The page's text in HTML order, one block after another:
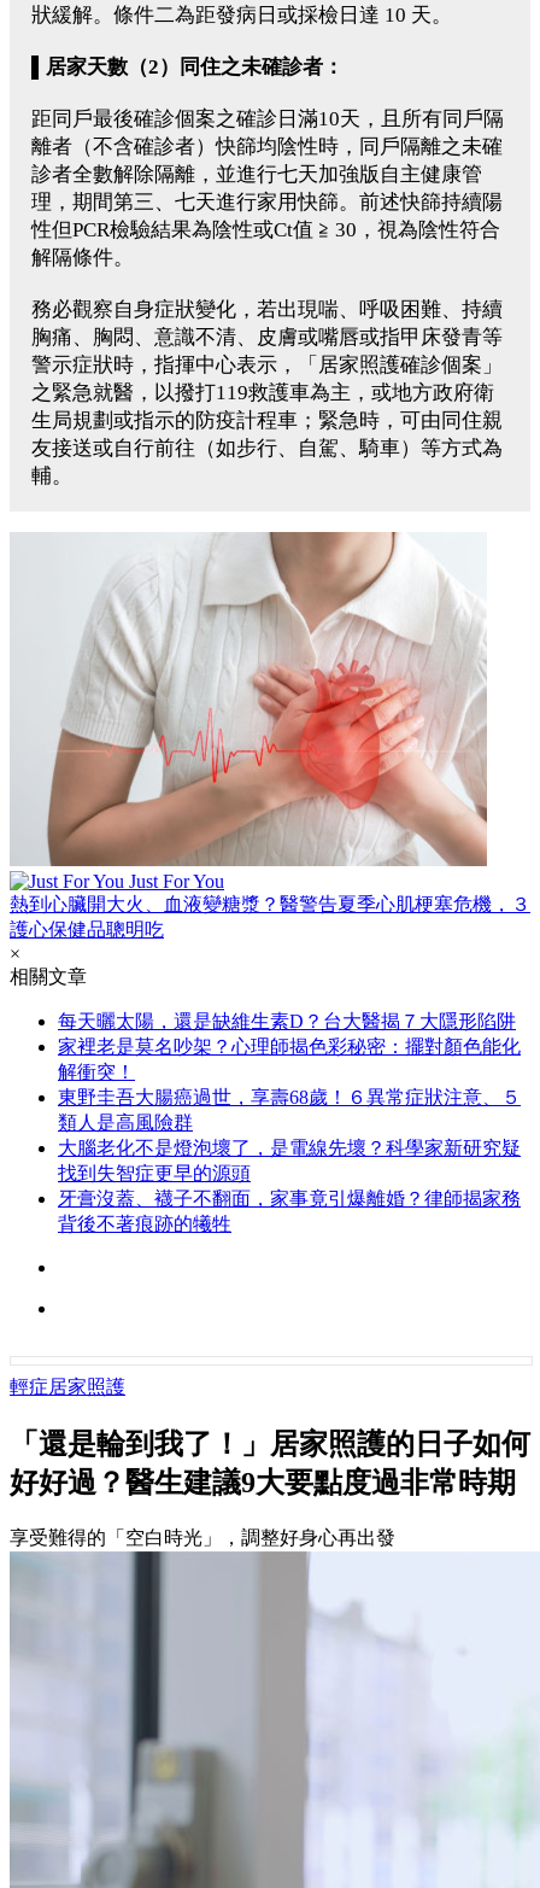
狀緩解。條件二為距發病日或採檢日達 10 天。
▌居家天數 （2） 同住之未確診者：
距同戶最後確診個案之確診日滿10天，且所有同戶隔
離者（不含確診者）快篩均陰性時，同戶隔離之未確
診者全數解除隔離，並進行七天加強版自主健康管
理，期間第三、七天進行家用快篩。前述快篩持續陽
性但PCR檢驗結果為陰性或Ct值 ≧ 30，視為陰性符合
解隔條件。
務必觀察自身症狀變化，若出現喘、呼吸困難、持續
胸痛、胸悶、意識不清、皮膚或嘴唇或指甲床發青等
警示症狀時，指揮中心表示，「居家照護確診個案」
之緊急就醫，以撥打119救護車為主，或地方政府衛
生局規劃或指示的防疫計程車；緊急時，可由同住親
友接送或自行前往（如步行、自駕、騎車）等方式為
輔。
Just For You
熱到心臟開大火、血液變糖漿？醫警告夏季心肌梗塞危機，３
護心保健品聰明吃
×
相關文章
每天曬太陽，還是缺維生素D？台大醫揭７大隱形陷阱
家裡老是莫名吵架？心理師揭色彩秘密：擺對顏色能化
解衝突！
東野圭吾大腸癌過世，享壽68歲！６異常症狀注意、５
類人是高風險群
大腦老化不是燈泡壞了，是電線先壞？科學家新研究疑
找到失智症更早的源頭
牙膏沒蓋、襪子不翻面，家事竟引爆離婚？律師揭家務
背後不著痕跡的犧牲
輕症居家照護
「還是輪到我了！」居家照護的日子如何
好好過？醫生建議9大要點度過非常時期
享受難得的「空白時光」，調整好身心再出發